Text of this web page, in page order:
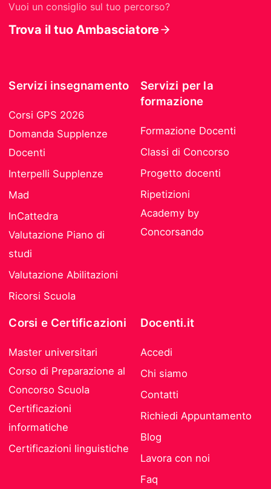
Vuoi un consiglio sul tuo percorso?
Trova il tuo Ambasciatore
Servizi insegnamento
Corsi GPS 2026
Domanda Supplenze
Docenti
Interpelli Supplenze
Mad
InCattedra
Valutazione Piano di
studi
Valutazione Abilitazioni
Ricorsi Scuola
Servizi per la
formazione
Formazione Docenti
Classi di Concorso
Progetto docenti
Ripetizioni
Academy by
Concorsando
Corsi e Certificazioni
Master universitari
Corso di Preparazione al
Concorso Scuola
Certificazioni
informatiche
Certificazioni linguistiche
Docenti.it
Accedi
Chi siamo
Contatti
Richiedi Appuntamento
Blog
Lavora con noi
Faq